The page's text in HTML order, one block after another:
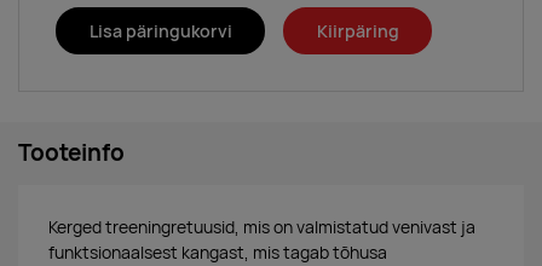
Lisa päringukorvi Kiirpäring
Tooteinfo
Kerged treeningretuusid, mis on valmistatud venivast ja
funktsionaalsest kangast, mis tagab tõhusa